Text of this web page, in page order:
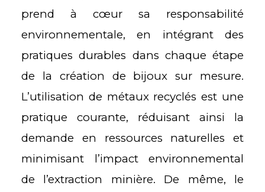
prend à cœur sa responsabilité
environnementale, en intégrant des
pratiques durables dans chaque étape
de la création de bijoux sur mesure.
L’utilisation de métaux recyclés est une
pratique courante, réduisant ainsi la
demande en ressources naturelles et
minimisant l’impact environnemental
de l’extraction minière. De même, le